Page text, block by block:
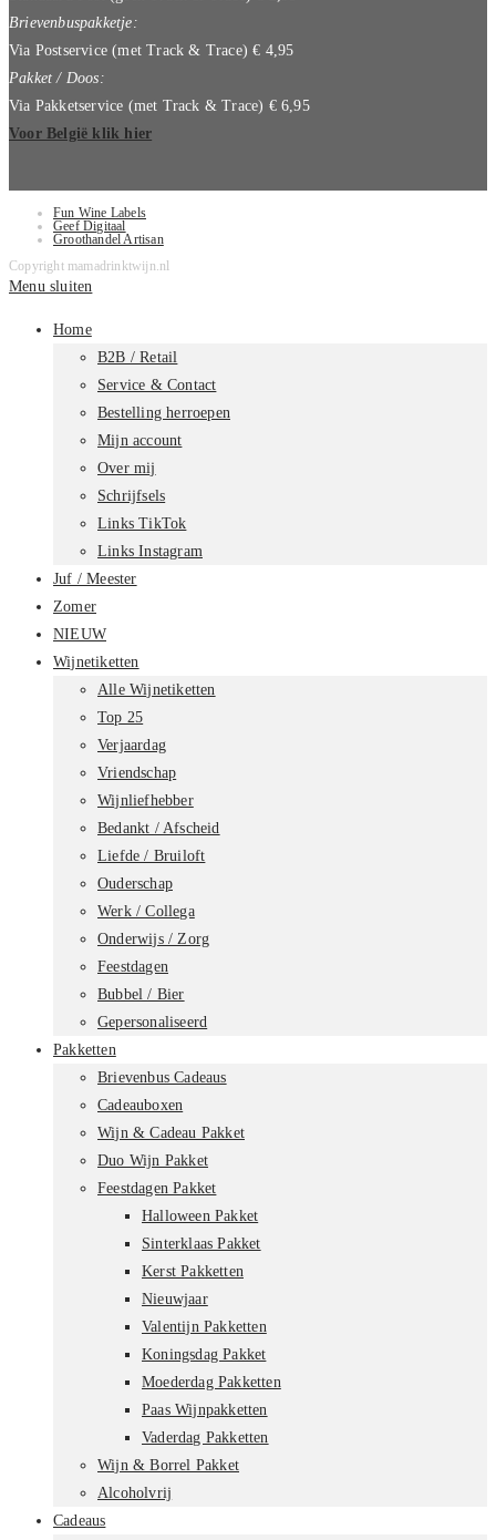
Brievenbuspakketje:
Via Postservice (met Track & Trace) € 4,95
Pakket / Doos:
Via Pakketservice (met Track & Trace) € 6,95
Voor België klik hier
Fun Wine Labels
Geef Digitaal
Groothandel Artisan
Copyright mamadrinktwijn.nl
Menu sluiten
Home
B2B / Retail
Service & Contact
Bestelling herroepen
Mijn account
Over mij
Schrijfsels
Links TikTok
Links Instagram
Juf / Meester
Zomer
NIEUW
Wijnetiketten
Alle Wijnetiketten
Top 25
Verjaardag
Vriendschap
Wijnliefhebber
Bedankt / Afscheid
Liefde / Bruiloft
Ouderschap
Werk / Collega
Onderwijs / Zorg
Feestdagen
Bubbel / Bier
Gepersonaliseerd
Pakketten
Brievenbus Cadeaus
Cadeauboxen
Wijn & Cadeau Pakket
Duo Wijn Pakket
Feestdagen Pakket
Halloween Pakket
Sinterklaas Pakket
Kerst Pakketten
Nieuwjaar
Valentijn Pakketten
Koningsdag Pakket
Moederdag Pakketten
Paas Wijnpakketten
Vaderdag Pakketten
Wijn & Borrel Pakket
Alcoholvrij
Cadeaus